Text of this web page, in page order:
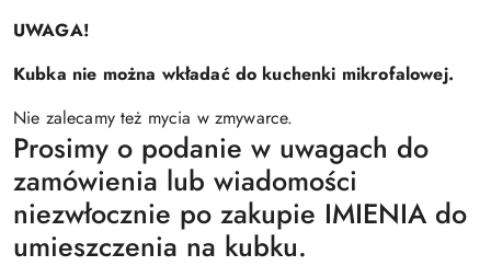
UWAGA!
Kubka nie można wkładać do kuchenki mikrofalowej.
Nie zalecamy też mycia w zmywarce.
Prosimy o podanie w uwagach do
zamówienia lub wiadomości
niezwłocznie po zakupie IMIENIA do
umieszczenia na kubku.